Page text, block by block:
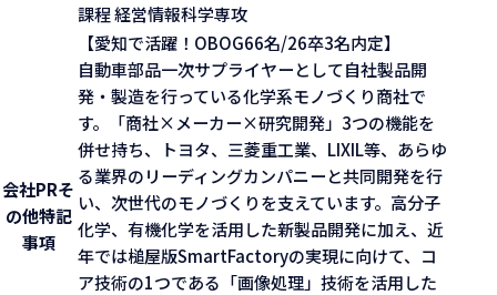
課程 経営情報科学専攻
会社PRそ
の他特記
事項
【愛知で活躍！OBOG66名/26卒3名内定】
自動車部品一次サプライヤーとして自社製品開
発・製造を行っている化学系モノづくり商社で
す。「商社×メーカー×研究開発」3つの機能を
併せ持ち、トヨタ、三菱重工業、LIXIL等、あらゆ
る業界のリーディングカンパニーと共同開発を行
い、次世代のモノづくりを支えています。高分子
化学、有機化学を活用した新製品開発に加え、近
年では槌屋版SmartFactoryの実現に向けて、コ
ア技術の1つである「画像処理」技術を活用した